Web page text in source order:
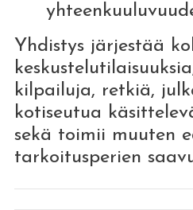
Yhdistys järjestää
kilpailuja, retkiä,
kotiseutua
sekä toimii muuten
tarkoitusperien